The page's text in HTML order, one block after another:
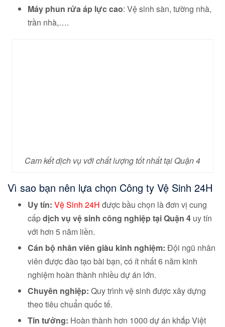
Máy phun rửa áp lực cao: Vệ sinh sàn, tường nhà,
trần nhà,….
Cam kết dịch vụ với chất lượng tốt nhất tại Quận 4
Vì sao bạn nên lựa chọn Công ty Vệ Sinh 24H
Uy tín: Vệ Sinh 24H được bầu chọn là đơn vị cung
cấpdịch vụ vệ sinh công nghiệp tại Quận 4 uy tín
với hơn 5 năm liền.
Cán bộ nhân viên giàu kinh nghiệm: Đội ngũ nhân
viên được đào tạo bài bạn, có ít nhất 6 năm kinh
nghiệm hoàn thành nhiều dự án lớn.
Chuyên nghiệp: Quy trình vệ sinh được xây dựng
theo tiêu chuẩn quốc tế.
Tin tưởng: Hoàn thành hơn 1000 dự án khắp Việt